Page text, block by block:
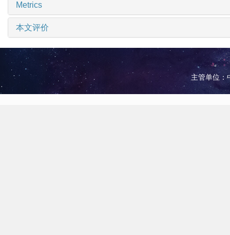
Metrics
本文评价
主管单位：